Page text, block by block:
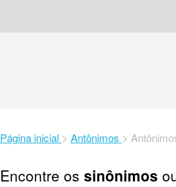
Página inicial > Antônimos >
Encontre os sinônimos